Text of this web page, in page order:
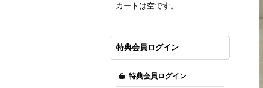
カートは空です。
特典会員ログイン
特典会員ログイン